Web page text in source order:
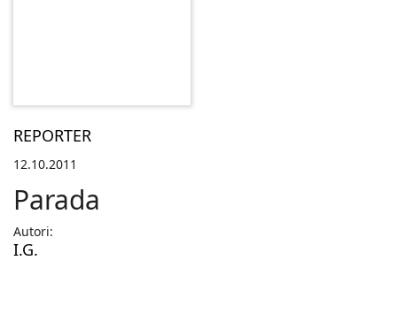
REPORTER
12.10.2011
Parada
Autori:
I.G.